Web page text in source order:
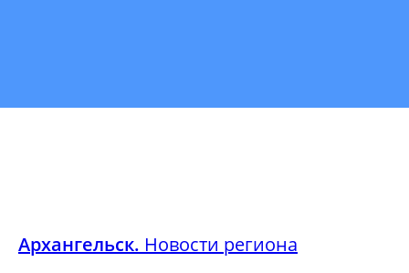
Архангельск. Новости региона